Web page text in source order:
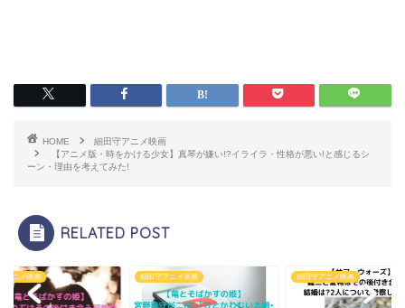
HOME
細田守アニメ映画
【アニメ版・時をかける少女】真琴が嫌い!?イライラ・性格が悪い!と感じるシ
ーン・理由を考えてみた!
RELATED POST
守アニメ映画 細田守アニメ映画 細田守アニメ映画